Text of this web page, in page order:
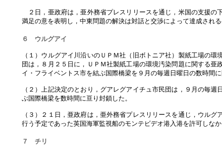
２日，亜政府は，亜外務省プレスリリースを通じ，米国の支援の
満足の意を表明し，中東問題の解決は対話と交渉によって達成され
６ ウルグアイ
（１）ウルグアイ川沿いのＵＰＭ社（旧ボトニア社）製紙工場の
団は，８月２５日に，ＵＰＭ社製紙工場の環境汚染問題に関する
イ・フライベントス市を結ぶ国際橋梁を９月の毎週日曜日の数時間
（２）上記決定のとおり，グアレグアイチュ市民団は，９月の毎
ぶ国際橋梁を数時間に亘り封鎖した。
（３）２１日，亜政府は，亜外務省プレスリリースを通じ，ウル
行う予定であった英国海軍監視船のモンテビデオ港入港を許可しな
７ チリ